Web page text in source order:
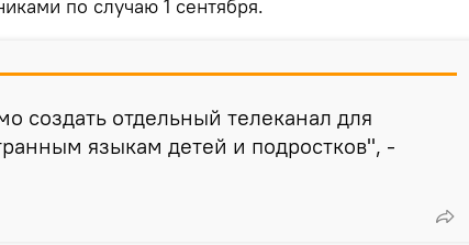
по случаю 1 сентября.
создать отдельный телеканал для
языкам детей и подростков", -